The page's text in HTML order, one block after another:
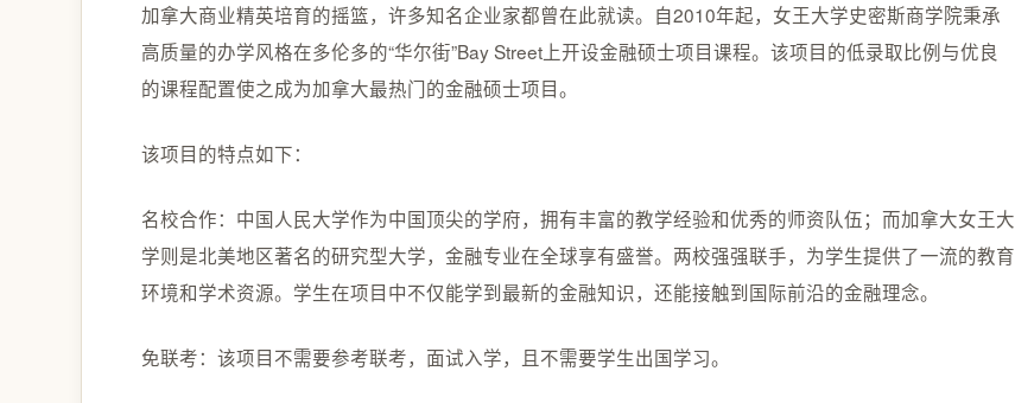
加拿大商业精英培育的摇篮，许多知名企业家都曾在此就读。自2010年起，女王大学史密斯商学院秉承
高质量的办学风格在多伦多的“华尔街”Bay Street上开设金融硕士项目课程。该项目的低录取比例与优良
的课程配置使之成为加拿大最热门的金融硕士项目。
该项目的特点如下：
名校合作：中国人民大学作为中国顶尖的学府，拥有丰富的教学经验和优秀的师资队伍；而加拿大女王大
学则是北美地区著名的研究型大学，金融专业在全球享有盛誉。两校强强联手，为学生提供了一流的教育
环境和学术资源。学生在项目中不仅能学到最新的金融知识，还能接触到国际前沿的金融理念。
免联考：该项目不需要参考联考，面试入学，且不需要学生出国学习。